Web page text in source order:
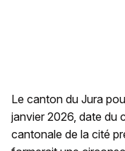
Le canton du Jura
janvier 2026, date du
cantonale de la cité